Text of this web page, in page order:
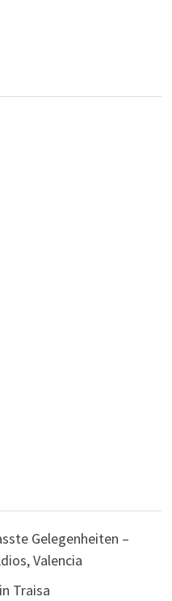
Gelegenheiten –
Valencia
Traisa